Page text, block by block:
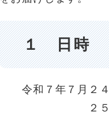
１ 日時
令和７年７月２４
２５日（金）